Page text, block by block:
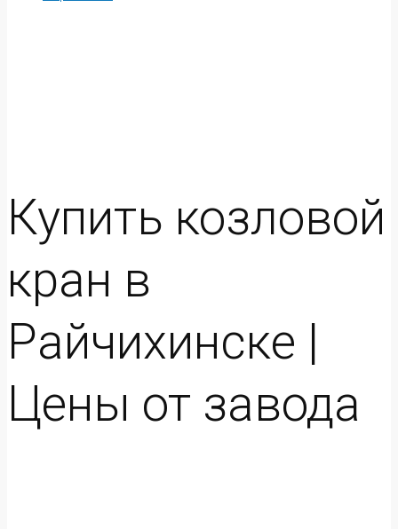
Купить козловой
кран в
Райчихинске |
Цены от завода